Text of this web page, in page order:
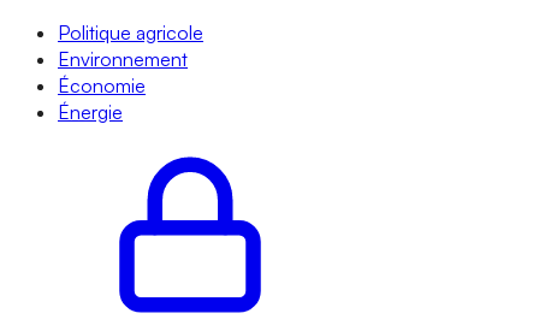
Politique agricole
Environnement
Économie
Énergie